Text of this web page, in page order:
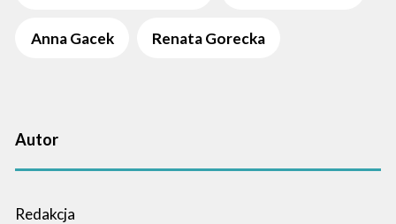
Anna Gacek Renata Gorecka
Autor
Redakcja